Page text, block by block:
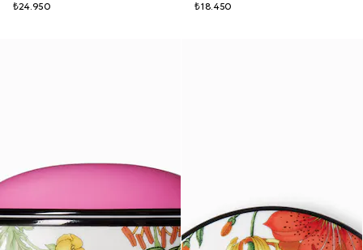
₺24.950
₺18.450